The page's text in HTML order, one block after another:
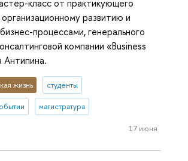
класс от практикующего
развитию и
процессами, генерального
компании «Business
Антипина.
жизнь студенты
магистратура
17 июня